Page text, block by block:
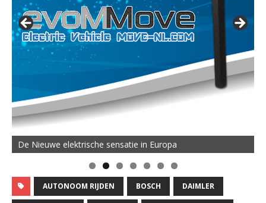
De Nieuwe elektrische sensatie in Europa
AUTONOOM RIJDEN BOSCH DAIMLER